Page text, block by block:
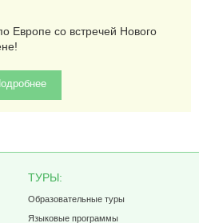
Европе со встречей Нового
ТУРЫ:
Образовательные туры
Языковые программы